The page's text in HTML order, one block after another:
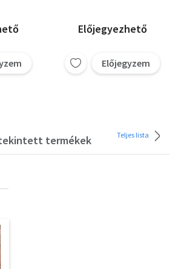
Előjegyezhető
Előjegyzem
termékek Teljes lista